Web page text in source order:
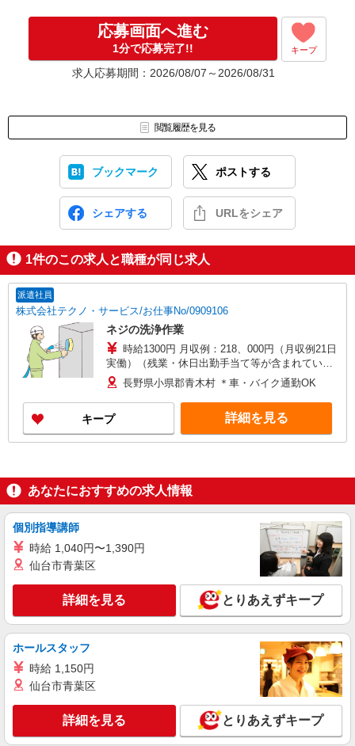
応募⇒最短で2日後からの勤務も可能です！
応募画面へ進む
1分で応募完了!! キープ
求人応募期間：2026/08/07～2026/08/31
閲覧履歴を見る
ブックマーク ポストする
シェアする URLをシェア
1件のこの求人と職種が同じ求人
派遣社員
株式会社テクノ・サービス/お仕事No/0909106
ネジの洗浄作業
時給1300円 月収例：218、000円（月収例21日
実働）（残業・休日出勤手当て等が含まれていま
す） 交通費全額支給
長野県小県郡青木村 ＊車・バイク通勤OK
キープ 詳細を見る
あなたにおすすめの求人情報
個別指導講師
時給 1,040円〜1,390円
仙台市青葉区
詳細を見る とりあえずキープ
ホールスタッフ
時給 1,150円
仙台市青葉区
詳細を見る とりあえずキープ